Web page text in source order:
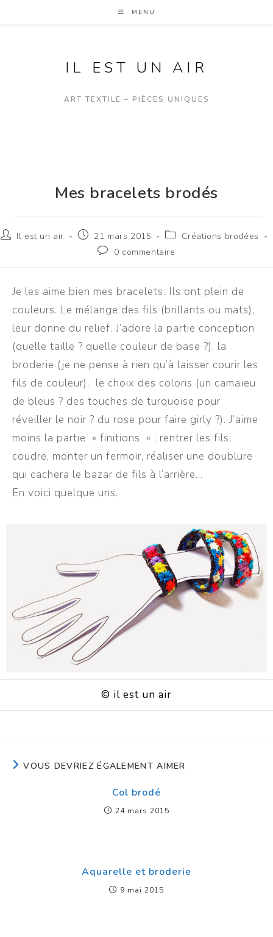
MENU
IL EST UN AIR
ART TEXTILE – PIÈCES UNIQUES
Mes bracelets brodés
Il est un air 21 mars 2015
Créations brodées
0 commentaire
Je les aime bien mes bracelets. Ils ont plein de
couleurs. Le mélange des fils (brillants ou mats),
leur donne du relief. J’adore la partie conception
(quelle taille ? quelle couleur de base ?), la
broderie (je ne pense à rien qu’à laisser courir les
fils de couleur), le choix des coloris (un camaïeu
de bleus ? des touches de turquoise pour
réveiller le noir ? du rose pour faire girly ?). J’aime
moins la partie » finitions » : rentrer les fils,
coudre, monter un fermoir, réaliser une doublure
qui cachera le bazar de fils à l’arrière…
En voici quelque uns.
© il est un air
VOUS DEVRIEZ ÉGALEMENT AIMER
Col brodé
24 mars 2015
Aquarelle et broderie
9 mai 2015